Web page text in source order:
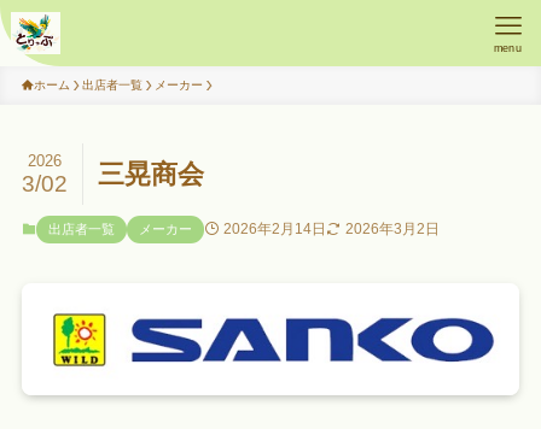
menu
ホーム 出店者一覧 メーカー
三晃商会
2026
3/02
出店者一覧 メーカー 2026年2月14日 2026年3月2日